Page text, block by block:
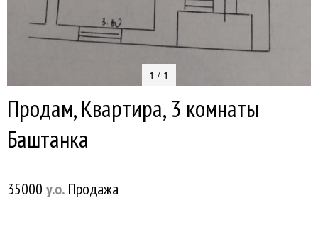
1 / 1
Продам, Квартира, 3 комнаты
Баштанка
35000 y.о. Продажа